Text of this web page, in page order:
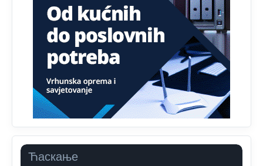
Ћаскање
dok si ziv gaji tri stvari dobrotu,pamet i
prijateljstvo!!
Анонимно2806721 јуче 12:39
791 BiH nije priznala Kosovo kao nezavisnu državu jer
genocidna tvorevina pravi smetnju a recimo Srbija je
davnopriznala.Nasvakom proizvodu iz Srbije stoji -
uvoznik za Kosovo
Анонимно2806721 јуче 12:45
da brani? A imamo vojsku Kosova kojoj želimo svako
dobro i da se što bolje opreme